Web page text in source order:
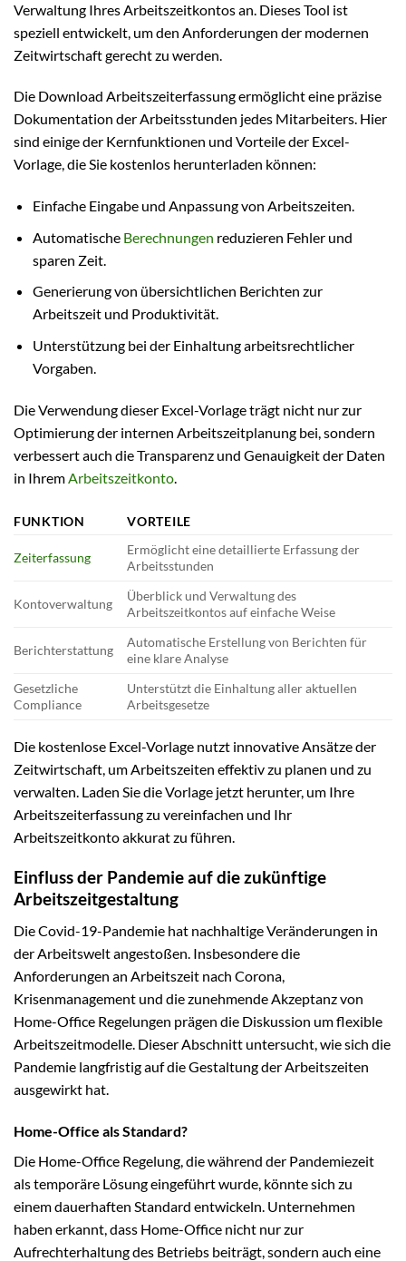
Verwaltung Ihres Arbeitszeitkontos an. Dieses Tool ist
speziell entwickelt, um den Anforderungen der modernen
Zeitwirtschaft gerecht zu werden.
Die Download Arbeitszeiterfassung ermöglicht eine präzise
Dokumentation der Arbeitsstunden jedes Mitarbeiters. Hier
sind einige der Kernfunktionen und Vorteile der Excel-
Vorlage, die Sie kostenlos herunterladen können:
Einfache Eingabe und Anpassung von Arbeitszeiten.
Automatische Berechnungen reduzieren Fehler und
sparen Zeit.
Generierung von übersichtlichen Berichten zur
Arbeitszeit und Produktivität.
Unterstützung bei der Einhaltung arbeitsrechtlicher
Vorgaben.
Die Verwendung dieser Excel-Vorlage trägt nicht nur zur
Optimierung der internen Arbeitszeitplanung bei, sondern
verbessert auch die Transparenz und Genauigkeit der Daten
in IhremArbeitszeitkonto.
FUNKTION VORTEILE
Zeiterfassung
Ermöglicht eine detaillierte Erfassung der
Arbeitsstunden
Kontoverwaltung
Überblick und Verwaltung des
Arbeitszeitkontos auf einfache Weise
Berichterstattung
Automatische Erstellung von Berichten für
eine klare Analyse
Gesetzliche
Compliance
Unterstützt die Einhaltung aller aktuellen
Arbeitsgesetze
Die kostenlose Excel-Vorlage nutzt innovative Ansätze der
Zeitwirtschaft, um Arbeitszeiten effektiv zu planen und zu
verwalten. Laden Sie die Vorlage jetzt herunter, um Ihre
Arbeitszeiterfassung zu vereinfachen und Ihr
Arbeitszeitkonto akkurat zu führen.
Einfluss der Pandemie auf die zukünftige
Arbeitszeitgestaltung
Die Covid-19-Pandemie hat nachhaltige Veränderungen in
der Arbeitswelt angestoßen. Insbesondere die
Anforderungen an Arbeitszeit nach Corona,
Krisenmanagement und die zunehmende Akzeptanz von
Home-Office Regelungen prägen die Diskussion um flexible
Arbeitszeitmodelle. Dieser Abschnitt untersucht, wie sich die
Pandemie langfristig auf die Gestaltung der Arbeitszeiten
ausgewirkt hat.
Home-Office als Standard?
Die Home-Office Regelung, die während der Pandemiezeit
als temporäre Lösung eingeführt wurde, könnte sich zu
einem dauerhaften Standard entwickeln. Unternehmen
haben erkannt, dass Home-Office nicht nur zur
Aufrechterhaltung des Betriebs beiträgt, sondern auch eine